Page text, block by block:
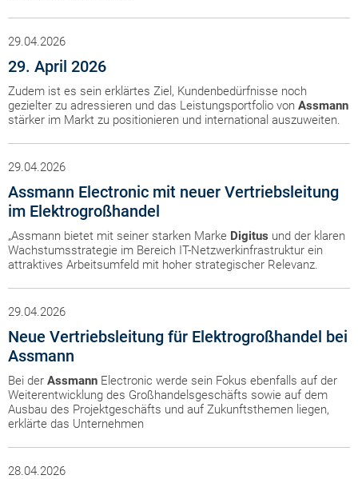
29.04.2026
29. April 2026
Zudem ist es sein erklärtes Ziel, Kundenbedürfnisse noch
gezielter zu adressieren und das Leistungsportfolio von Assmann
stärker im Markt zu positionieren und international auszuweiten.
29.04.2026
Assmann Electronic mit neuer Vertriebsleitung
im Elektrogroßhandel
„Assmann bietet mit seiner starken Marke Digitus und der klaren
Wachstumsstrategie im Bereich IT-Netzwerkinfrastruktur ein
attraktives Arbeitsumfeld mit hoher strategischer Relevanz.
29.04.2026
Neue Vertriebsleitung für Elektrogroßhandel bei
Assmann
Bei der Assmann Electronic werde sein Fokus ebenfalls auf der
Weiterentwicklung des Großhandelsgeschäfts sowie auf dem
Ausbau des Projektgeschäfts und auf Zukunftsthemen liegen,
erklärte das Unternehmen
28.04.2026